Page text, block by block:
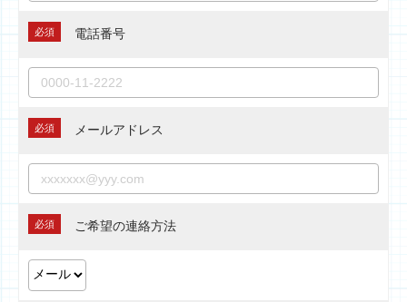
必須 電話番号
必須 メールアドレス
必須 ご希望の連絡方法